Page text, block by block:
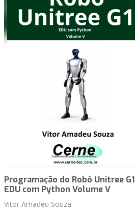
Programação do Robô Unitree G1
EDU com Python Volume V
Vitor Amadeu Souza